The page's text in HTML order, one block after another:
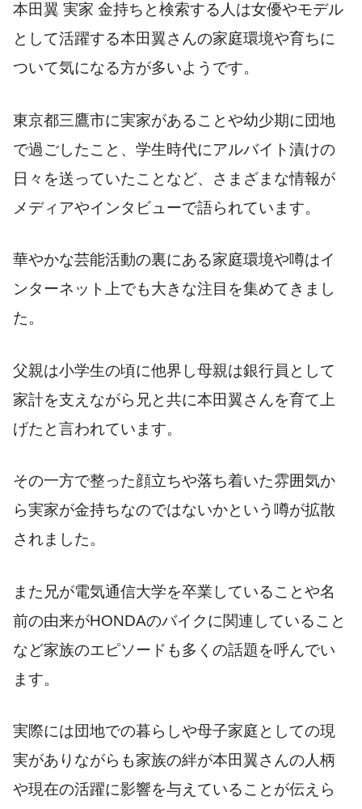
本田翼 実家 金持ちと検索する人は女優やモデル
として活躍する本田翼さんの家庭環境や育ちに
ついて気になる方が多いようです。
東京都三鷹市に実家があることや幼少期に団地
で過ごしたこと、学生時代にアルバイト漬けの
日々を送っていたことなど、さまざまな情報が
メディアやインタビューで語られています。
華やかな芸能活動の裏にある家庭環境や噂はイ
ンターネット上でも大きな注目を集めてきまし
た。
父親は小学生の頃に他界し母親は銀行員として
家計を支えながら兄と共に本田翼さんを育て上
げたと言われています。
その一方で整った顔立ちや落ち着いた雰囲気か
ら実家が金持ちなのではないかという噂が拡散
されました。
また兄が電気通信大学を卒業していることや名
前の由来がHONDAのバイクに関連していること
など家族のエピソードも多くの話題を呼んでい
ます。
実際には団地での暮らしや母子家庭としての現
実がありながらも家族の絆が本田翼さんの人柄
や現在の活躍に影響を与えていることが伝えら